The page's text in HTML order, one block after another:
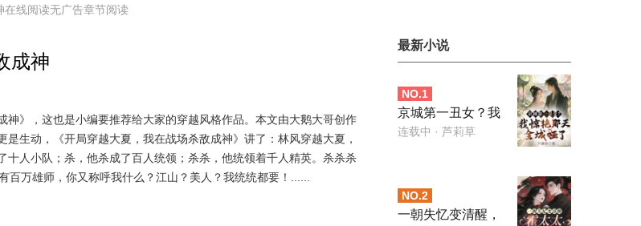
线阅读无广告章节阅读
成神
神》，这也是小编要推荐给大家的穿越风格作品。本文由大鹅大哥创作
生动，《开局穿越大夏，我在战场杀敌成神》讲了：林风穿越大夏，
十人小队；杀，他杀成了百人统领；杀杀，他统领着千人精英。杀杀杀
万雄师，你又称呼我什么？江山？美人？我统统都要！......
最新小说
NO.1
京城第一丑女？我
惊艳那天全城哑了
连载中 · 芦莉草
NO.2
一朝失忆变清醒，